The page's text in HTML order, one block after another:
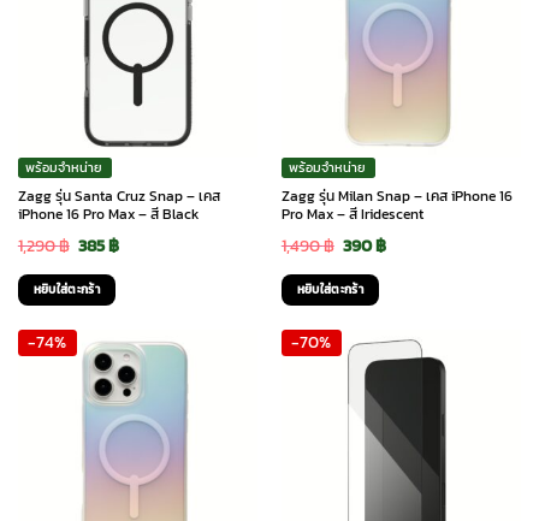
chosen
on
the
product
พร้อมจำหน่าย
Zagg รุ่น Santa Cruz Snap – เคส
iPhone 16 Pro Max – สี Black
1,290฿ Original
price
was:
1,290 ฿.
385฿Current
385 ฿.
หยิบใส่ตะกร้า
พร้อมจำหน่าย
Zagg รุ่น Milan Snap – เคส iPhone 16
Pro Max – สี Iridescent
1,490฿ Original
price
was:
1,490 ฿.
390฿Current
390 ฿.
หยิบใส่ตะกร้า
-74% -70%